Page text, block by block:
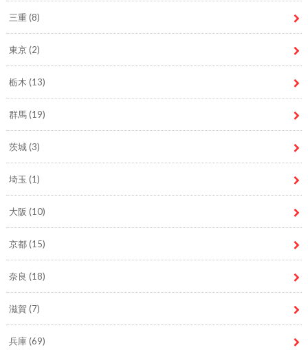
三重 (8)
東京(2)
栃木 (13)
群馬(19)
茨城(3)
埼玉 (1)
大阪 (10)
京都(15)
奈良 (18)
滋賀 (7)
兵庫(69)